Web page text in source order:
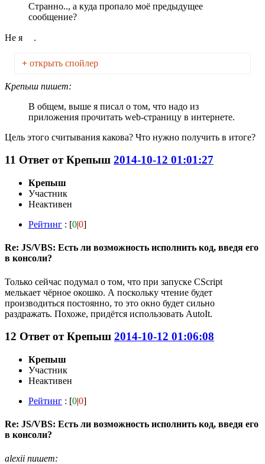
Странно.., а куда пропало моё предыдущее
сообщение?
Не я .
+ открыть спойлер
Крепыш пишет:
В общем, выше я писал о том, что надо из
приложения прочитать web-страницу в интернете.
Цель этого считывания какова? Что нужно получить в итоге?
11 Ответ отКрепыш 2014-10-12 01:01:27
Крепыш
Участник
Неактивен
Рейтинг : [0|0]
Re: JS/VBS: Есть ли возможность исполнить код, введя его
в консоли?
Только сейчас подумал о том, что при запуске CScript
мелькает чёрное окошко. А поскольку чтение будет
производиться постоянно, то это окно будет сильно
раздражать. Похоже, придётся использовать AutoIt.
12 Ответ отКрепыш 2014-10-12 01:06:08
Крепыш
Участник
Неактивен
Рейтинг : [0|0]
Re: JS/VBS: Есть ли возможность исполнить код, введя его
в консоли?
alexii пишет: